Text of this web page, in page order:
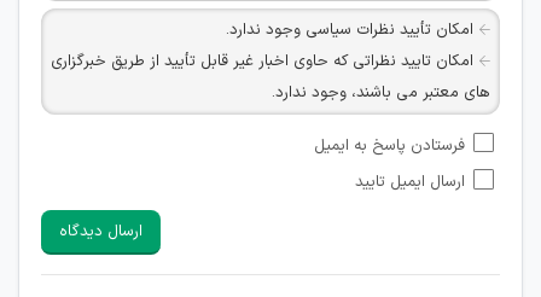
امکان تأیید نظرات سیاسی وجود ندارد.
امکان تایید نظراتی که حاوی اخبار غیر قابل تأیید از طریق خبرگزاری
های معتبر می باشند، وجود ندارد.
شبکه های مجازی ارتباطی می باشند وجود ندارد.
امکان تأیید نظرات کاربرانی که به هر طریقی قصد مأیوس کردن
هرگونه تحریک، تحقیر و کنایه به سایر افراد (مسئول و غیر مسئول)
غیر مجاز می باشد.
فرستادن پاسخ به ایمیل
ارسال ایمیل تایید
ارسال دیدگاه